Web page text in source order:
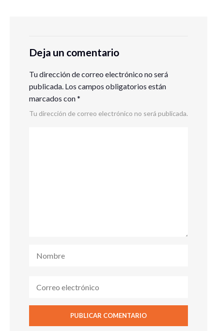
Deja un comentario
Tu dirección de correo electrónico no será
publicada. Los campos obligatorios están
marcados con*
Tu dirección de correo electrónico no será publicada.